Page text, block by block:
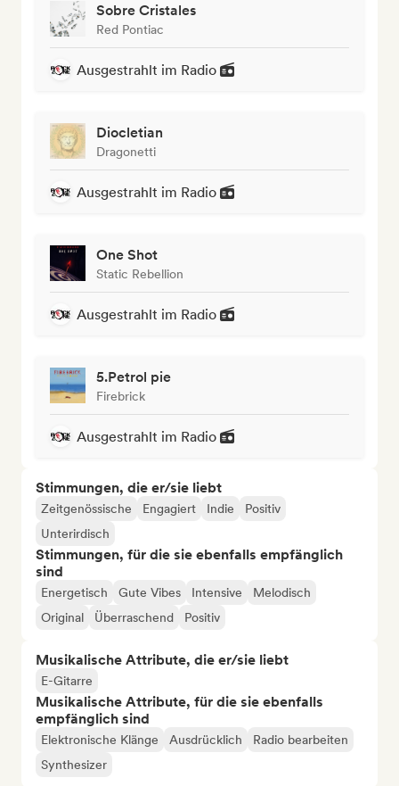
Sobre Cristales
Red Pontiac
Ausgestrahlt im Radio
Diocletian
Dragonetti
Ausgestrahlt im Radio
One Shot
Static Rebellion
Ausgestrahlt im Radio
5.Petrol pie
Firebrick
Ausgestrahlt im Radio
Stimmungen, die er/sie liebt
Zeitgenössische Engagiert Indie
Positiv
Unterirdisch
Stimmungen, für die sie ebenfalls empfänglich
sind
Energetisch Gute Vibes Intensive
Melodisch
Original
Überraschend Positiv
Musikalische Attribute, die er/sie liebt
E-Gitarre
Musikalische Attribute, für die sie ebenfalls
empfänglich sind
Elektronische Klänge Ausdrücklich
Radio bearbeiten
Synthesizer